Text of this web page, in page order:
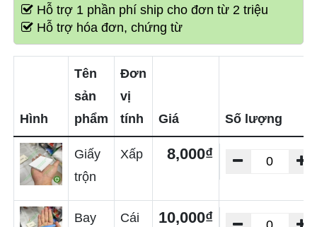
Hỗ trợ 1 phần phí ship cho đơn từ 2 triệu
Hỗ trợ hóa đơn, chứng từ
Hình
Tên
sản
phẩm
Đơn
vị
tính
Giá Số lượng
Giấy
trộn
Xấp 8,000₫
Bay
Cái 10,000₫